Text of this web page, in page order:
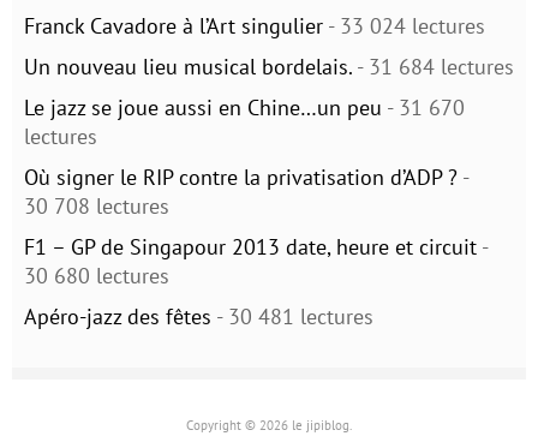
Franck Cavadore à l’Art singulier - 33 024 lectures
Un nouveau lieu musical bordelais. - 31 684 lectures
Le jazz se joue aussi en Chine…un peu - 31 670
lectures
Où signer le RIP contre la privatisation d’ADP ? -
30 708 lectures
F1 – GP de Singapour 2013 date, heure et circuit -
30 680 lectures
Apéro-jazz des fêtes - 30 481 lectures
Copyright © 2026 le jipiblog.